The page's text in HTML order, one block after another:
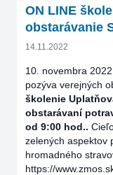
ON LINE
obstarávanie
14.11.2022
10. novembra
pozýva verejných
školenie
obstarávaní
od 9:00 hod..
zelených aspektov
hromadného
https://